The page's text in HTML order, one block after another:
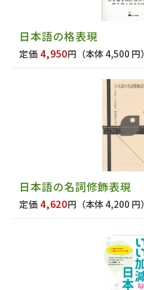
日本語の格表現
定価 4,950円 （本体 4,500 円）
日本語の名詞修飾表現
定価 4,620円 （本体 4,200 円）